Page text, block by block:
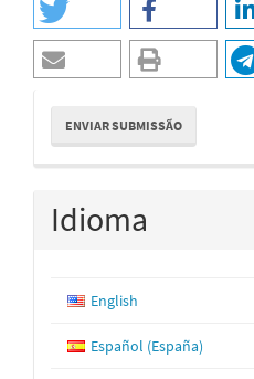
Enviar
Submissão
ENVIAR SUBMISSÃO
Idioma
English
Español (España)